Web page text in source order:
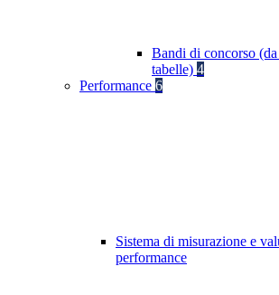
Bandi di concorso
tabelle) 4
Performance 6
Sistema di misurazione e
performance